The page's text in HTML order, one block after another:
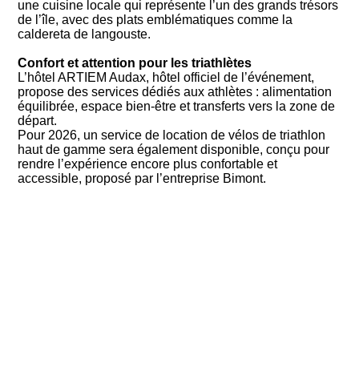
une cuisine locale qui représente l’un des grands trésors
de l’île, avec des plats emblématiques comme la
caldereta de langouste.
Confort et attention pour les triathlètes
L’hôtel ARTIEM Audax, hôtel officiel de l’événement,
propose des services dédiés aux athlètes : alimentation
équilibrée, espace bien-être et transferts vers la zone de
départ.
Pour 2026, un service de location de vélos de triathlon
haut de gamme sera également disponible, conçu pour
rendre l’expérience encore plus confortable et
accessible, proposé par l’entreprise Bimont.